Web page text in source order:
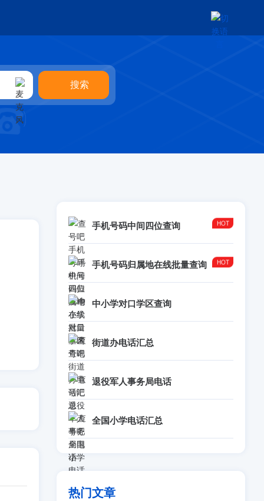
手机号码中间四位查询
手机号码归属地在线批量查询
中小学对口学区查询
街道办电话汇总
退役军人事务局电话
全国小学电话汇总
热门文章